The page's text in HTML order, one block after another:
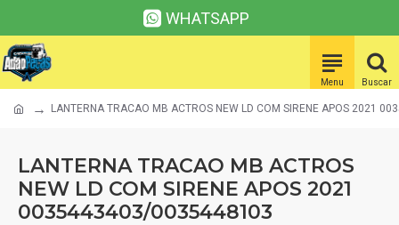
WHATSAPP
LANTERNA TRACAO MB ACTROS NEW LD COM SIRENE APOS 2021
LANTERNA TRACAO MB ACTROS
NEW LD COM SIRENE APOS 2021
0035443403/0035448103